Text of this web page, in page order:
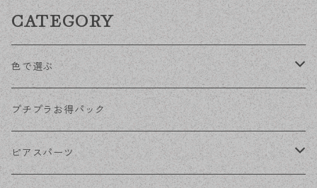
CATEGORY
色で選ぶ
KCゴールド
ゴールド
プチプラお得パック
ピアスパーツ